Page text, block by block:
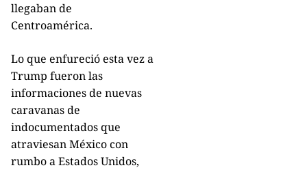
llegaban de
Centroamérica.
Lo que enfureció esta vez a
Trump fueron las
informaciones de nuevas
caravanas de
indocumentados que
atraviesan México con
rumbo a Estados Unidos,